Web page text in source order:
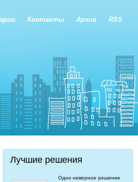
Контакты Архив RSS
Лучшие решения
Одно неверное решение